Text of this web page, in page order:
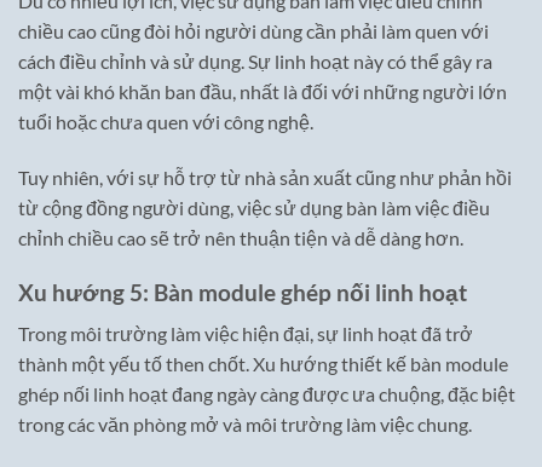
chiều cao cũng đòi hỏi người dùng cần phải làm quen với
cách điều chỉnh và sử dụng. Sự linh hoạt này có thể gây ra
một vài khó khăn ban đầu, nhất là đối với những người lớn
tuổi hoặc chưa quen với công nghệ.
Tuy nhiên, với sự hỗ trợ từ nhà sản xuất cũng như phản hồi
từ cộng đồng người dùng, việc sử dụng bàn làm việc điều
chỉnh chiều cao sẽ trở nên thuận tiện và dễ dàng hơn.
Xu hướng 5: Bàn module ghép nối linh hoạt
Trong môi trường làm việc hiện đại, sự linh hoạt đã trở
thành một yếu tố then chốt. Xu hướng thiết kế bàn module
ghép nối linh hoạt đang ngày càng được ưa chuộng, đặc biệt
trong các văn phòng mở và môi trường làm việc chung.